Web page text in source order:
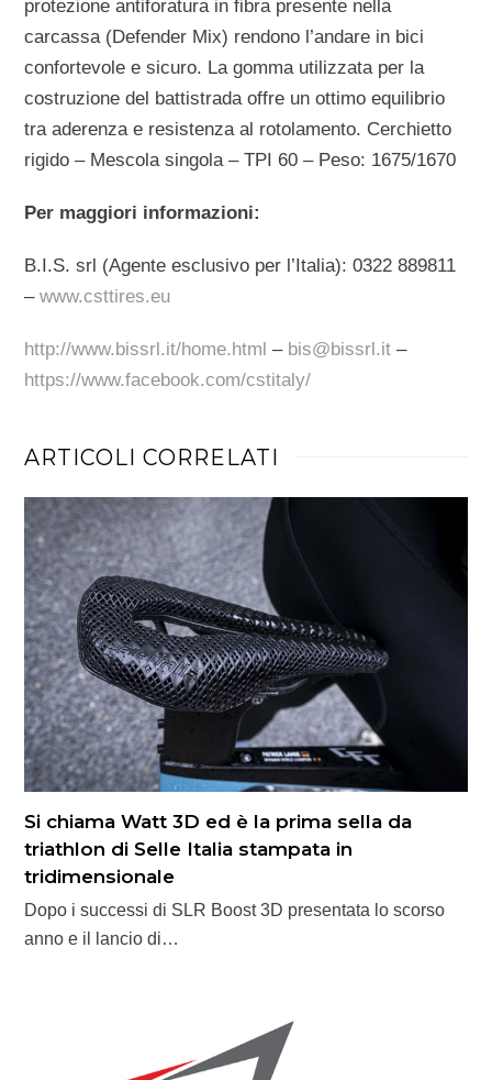
protezione antiforatura in fibra presente nella
carcassa (Defender Mix) rendono l’andare in bici
confortevole e sicuro. La gomma utilizzata per la
costruzione del battistrada offre un ottimo equilibrio
tra aderenza e resistenza al rotolamento. Cerchietto
rigido – Mescola singola – TPI 60 – Peso: 1675/1670
Per maggiori informazioni:
B.I.S. srl (Agente esclusivo per l’Italia): 0322 889811
–www.csttires.eu
http://www.bissrl.it/home.html – bis@bissrl.it –
https://www.facebook.com/cstitaly/
ARTICOLI CORRELATI
Si chiama Watt 3D ed è la prima sella da
triathlon di Selle Italia stampata in
tridimensionale
Dopo i successi di SLR Boost 3D presentata lo scorso
anno e il lancio di…